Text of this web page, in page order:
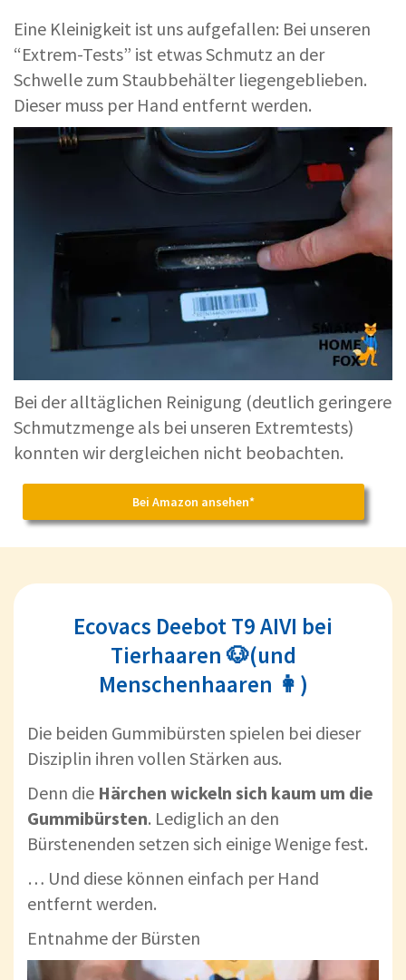
Eine Kleinigkeit ist uns aufgefallen: Bei unseren
“Extrem-Tests” ist etwas Schmutz an der
Schwelle zum Staubbehälter liegengeblieben.
Dieser muss per Hand entfernt werden.
Bei der alltäglichen Reinigung (deutlich geringere
Schmutzmenge als bei unseren Extremtests)
konnten wir dergleichen nicht beobachten.
Bei Amazon ansehen*
Ecovacs Deebot T9 AIVI bei
Tierhaaren 🐶(und
Menschenhaaren 👩)
Die beiden Gummibürsten spielen bei dieser
Disziplin ihren vollen Stärken aus.
Denn die Härchen wickeln sich kaum um die
Gummibürsten. Lediglich an den
Bürstenenden setzen sich einige Wenige fest.
… Und diese können einfach per Hand
entfernt werden.
Entnahme der Bürsten